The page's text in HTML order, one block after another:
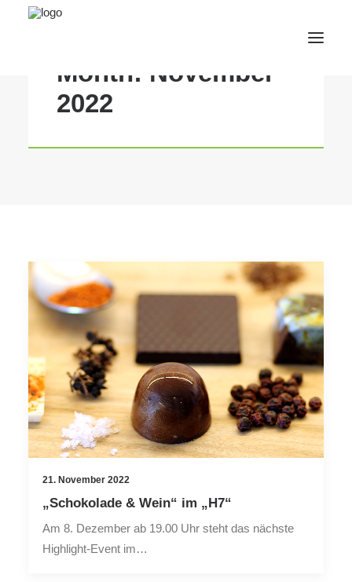
Wohnmobilpark
Kontakt &
Karriere
Deutsch
Search
Month: November
2022
21. November 2022
„Schokolade & Wein“ im „H7“
Am 8. Dezember ab 19.00 Uhr steht das nächste
Highlight-Event im…